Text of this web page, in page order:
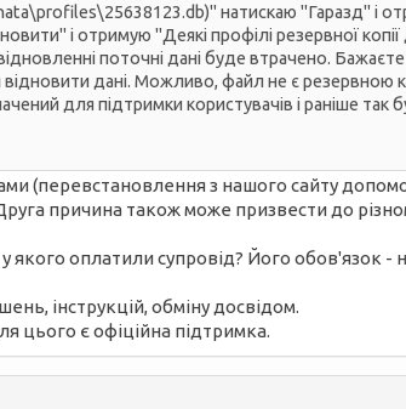
натискаю "Гаразд" і
і отримую "Деякі профілі резервної
поточні дані буде втрачено. Бажаєте
дані. Можливо, файл не є резервною
для підтримки користувачів і раніше
з нашого сайту
причина також може призвести до
якого оплатили супровід? Його обов'язок -
інструкцій, обміну досвідом.
цього є офіційна підтримка.